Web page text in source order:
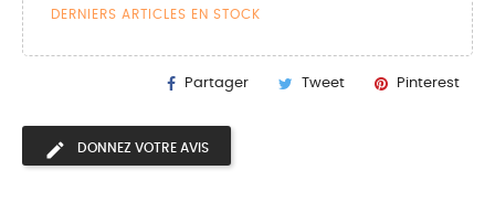
DERNIERS ARTICLES EN STOCK
Partager Tweet Pinterest
DONNEZ VOTRE AVIS